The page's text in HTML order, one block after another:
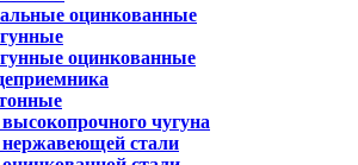
оцинкованные
оцинкованные
чугуна
стали